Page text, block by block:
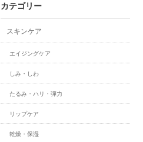
カテゴリー
スキンケア
エイジングケア
しみ・しわ
たるみ・ハリ・弾力
リップケア
乾燥・保湿